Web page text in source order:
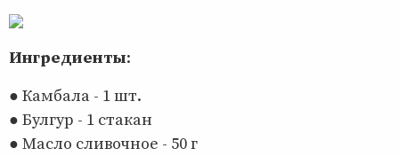
Ингредиенты:
● Камбала - 1 шт.
● Булгур - 1 стакан
● Масло сливочное - 50 г